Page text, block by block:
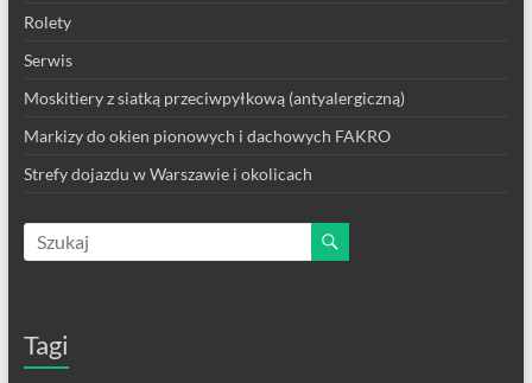
Rolety
Serwis
Moskitiery z siatką przeciwpyłkową (antyalergiczną)
Markizy do okien pionowych i dachowych FAKRO
Strefy dojazdu w Warszawie i okolicach
Tagi